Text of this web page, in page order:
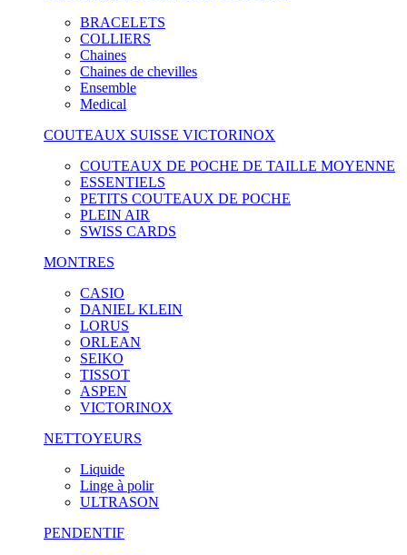
BRACELETS
COLLIERS
Chaines
Chaines de chevilles
Ensemble
Medical
COUTEAUX SUISSE VICTORINOX
COUTEAUX DE POCHE DE TAILLE MOYENNE
ESSENTIELS
PETITS COUTEAUX DE POCHE
PLEIN AIR
SWISS CARDS
MONTRES
CASIO
DANIEL KLEIN
LORUS
ORLEAN
SEIKO
TISSOT
ASPEN
VICTORINOX
NETTOYEURS
Liquide
Linge à polir
ULTRASON
PENDENTIF